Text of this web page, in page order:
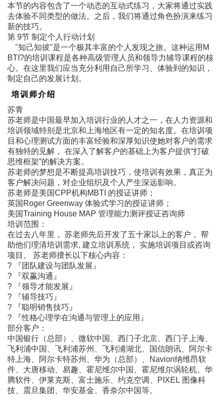
本节的内容包含了一个动态的互动式练习，大家将通过实践
去体验不同类型的做法。之后，我们将通过角色扮演来练习
新的技巧。
第 9节 制定个人行动计划
"知己知彼"是一个极其丰富的个人发现之旅。这种运用M
BTI?的培训课程是各种高级管理人员和领导力辅导课程的核
心。在这里我们应当充分利用自己所学习、体验到的知识，
制定自己的发展计划。
培训师介绍
苏青
苏老师是中国最早加入培训行业的人才之一，在人力资源和
培训领域特别是北京和上海地区有一定的知名度。在培训项
目和心理测试方面的丰富经验和深厚知识使她对客户的需求
有独特的见解， 在深入了解客户的基础上为客户提供“打破
思维框架”的解决方案。
苏老师的梦想是不断提高培训技巧，使培训有效果，真正为
客户解决问题，对企业组织及个人产生深远影响。
苏老师是美国CPP机构MBTI 的授证讲师；
英国Roger Greenway 体验式学习的授证讲师；
美国Training House MAP 管理能力测评授证咨询师
培训范围：
在过去八年里， 苏老师先后开发了五十家以上的客户， 帮
助他们理清培训需求, 建立培训系统， 实施培训项目或咨询
项目。 苏老师擅长以下核心内容：
? 『团队建设与团队发展』
? 『双赢沟通』
? 『领导才能发展』
? 『辅导技巧』
? 『聪明销售技巧』
? 『性格心理学在沟通与管理上的应用』
部分客户：
中国银行（总部）、微软中国、西门子北京、西门子上海、
飞利浦中国、飞利浦苏州、飞利浦湖北、国信朗讯、阿尔卡
特上海、阿尔卡特苏州、华为（总部）、Navion纳维昂软
件、大唐移动、易趣、霍尼维尔中国、霍尼维尔涡轮机、华
腾软件、伊莱克斯、富士施乐、约克空调、PIXEL 图像科
技、震旦集团、华安基金、香奈尔中国等。